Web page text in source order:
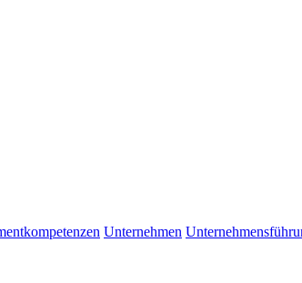
Unternehmen